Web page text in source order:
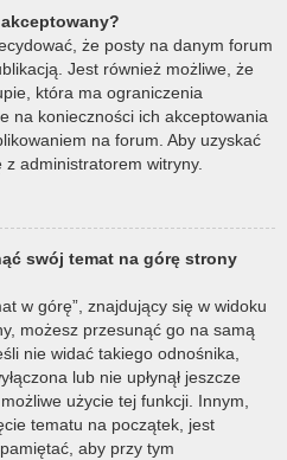
że posty na danym forum
Jest również możliwe, że
która ma ograniczenia
na konieczności ich akceptowania
na forum. Aby uzyskać
administratorem witryny.
swój temat na górę strony
w górę”, znajdujący się w widoku
możesz przesunąć go na samą
nie widać takiego odnośnika,
lub nie upłynął jeszcze
użycie tej funkcji. Innym,
tematu na początek, jest
aby przy tym